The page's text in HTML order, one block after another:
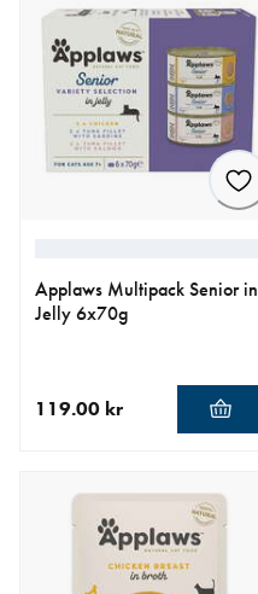
Applaws Multipack Senior in
Jelly 6x70g
119.00 kr